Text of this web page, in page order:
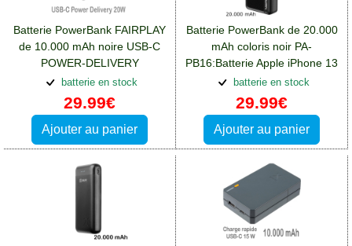
Batterie PowerBank FAIRPLAY
de 10.000 mAh noire USB-C
POWER-DELIVERY
20W:Batterie Apple iPhone 13
Pro Max
batterie en stock
29.99€
Ajouter au panier
Batterie PowerBank de 20.000
mAh coloris noir PA-
PB16:Batterie Apple iPhone 13
Pro Max
batterie en stock
29.99€
Ajouter au panier